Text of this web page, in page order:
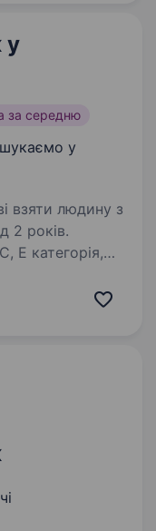
у
за середню
у
взяти людину з
2 років.